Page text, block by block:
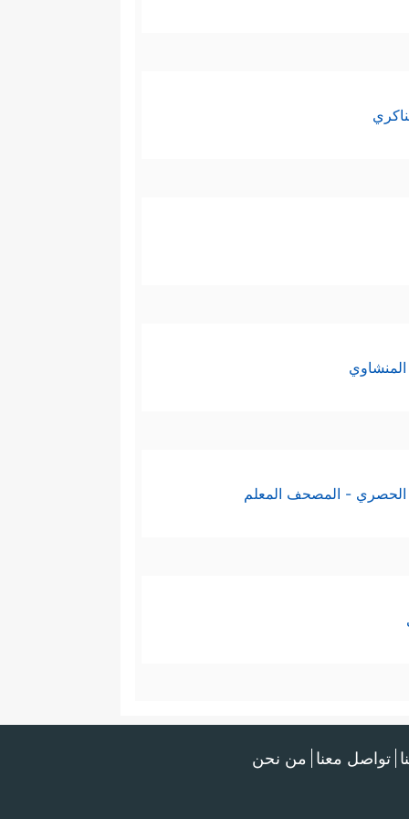
الحصري - المصحف المعلم
تواصل معنا من نحن